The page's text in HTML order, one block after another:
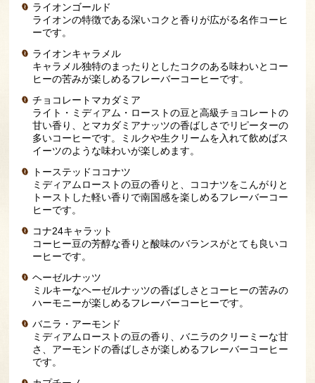
ライオンゴールド
ライオンの特徴である深いコクと香りが広がる名作コーヒ
ーです。
ライオンキャラメル
キャラメル独特のまったりとしたコクのある味わいとコー
ヒーの苦みが楽しめるフレーバーコーヒーです。
チョコレートマカダミア
ライト・ミディアム・ローストの豆と高級チョコレートの
甘い香り、とマカダミアナッツの香ばしさでリピーターの
多いコーヒーです。ミルクや生クリームを入れて飲めばス
イーツのような味わいが楽しめます。
トーステッドココナツ
ミディアムローストの豆の香りと、ココナツをこんがりと
トーストした軽い香りで南国感を楽しめるフレーバーコー
ヒーです。
コナ24キャラット
コーヒー豆の芳醇な香りと酸味のバランスがとても良いコ
ーヒーです。
ヘーゼルナッツ
ミルキーなヘーゼルナッツの香ばしさとコーヒーの苦みの
ハーモニーが楽しめるフレーバーコーヒーです。
バニラ・アーモンド
ミディアムローストの豆の香り、バニラのクリーミーな甘
さ、アーモンドの香ばしさが楽しめるフレーバーコーヒー
です。